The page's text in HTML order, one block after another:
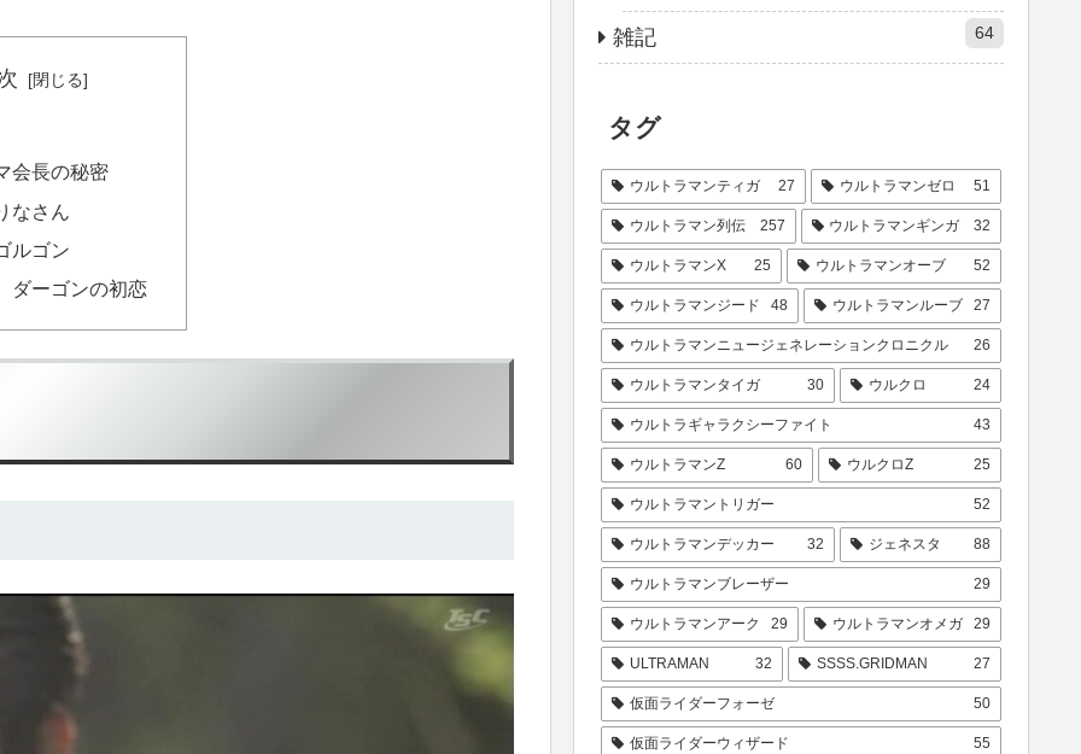
会長の秘密
なさん
ルゴン
ダーゴンの初恋
雑記 64
タグ
ウルトラマンティガ 27 ウルトラマンゼロ 51
ウルトラマン列伝 257 ウルトラマンギンガ 32
ウルトラマンX 25 ウルトラマンオーブ 52
ウルトラマンジード 48 ウルトラマンルーブ 27
ウルトラマンニュージェネレーションクロニクル 26
ウルトラマンタイガ 30 ウルクロ 24
ウルトラギャラクシーファイト 43
ウルトラマンZ 60 ウルクロZ 25
ウルトラマントリガー 52
ウルトラマンデッカー 32 ジェネスタ 88
ウルトラマンブレーザー 29
ウルトラマンアーク 29 ウルトラマンオメガ 29
ULTRAMAN 32 SSSS.GRIDMAN 27
仮面ライダーフォーゼ 50
仮面ライダーウィザード 55